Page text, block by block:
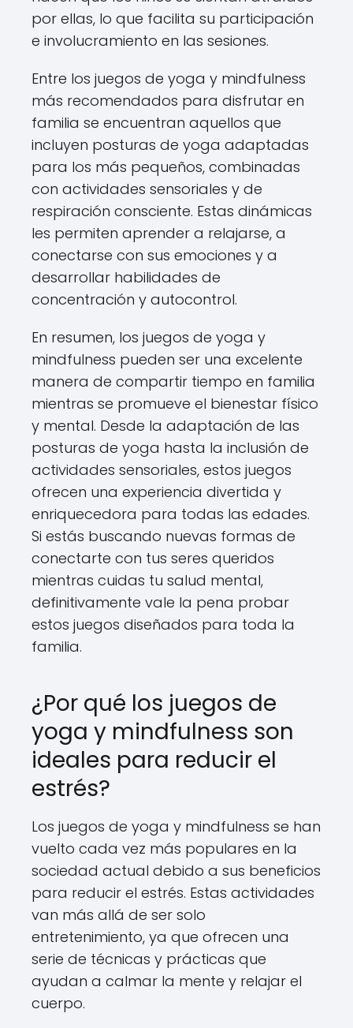
por ellas, lo que facilita su participación
e involucramiento en las sesiones.
Entre los juegos de yoga y mindfulness
más recomendados para disfrutar en
familia se encuentran aquellos que
incluyen posturas de yoga adaptadas
para los más pequeños, combinadas
con actividades sensoriales y de
respiración consciente. Estas dinámicas
les permiten aprender a relajarse, a
conectarse con sus emociones y a
desarrollar habilidades de
concentración y autocontrol.
En resumen, los juegos de yoga y
mindfulness pueden ser una excelente
manera de compartir tiempo en familia
mientras se promueve el bienestar físico
y mental. Desde la adaptación de las
posturas de yoga hasta la inclusión de
actividades sensoriales, estos juegos
ofrecen una experiencia divertida y
enriquecedora para todas las edades.
Si estás buscando nuevas formas de
conectarte con tus seres queridos
mientras cuidas tu salud mental,
definitivamente vale la pena probar
estos juegos diseñados para toda la
familia.
¿Por qué los juegos de
yoga y mindfulness son
ideales para reducir el
estrés?
Los juegos de yoga y mindfulness se han
vuelto cada vez más populares en la
sociedad actual debido a sus beneficios
para reducir el estrés. Estas actividades
van más allá de ser solo
entretenimiento, ya que ofrecen una
serie de técnicas y prácticas que
ayudan a calmar la mente y relajar el
cuerpo.